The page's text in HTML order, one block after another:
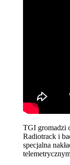
TGI gromadzi
Radiotrack i
specjalna